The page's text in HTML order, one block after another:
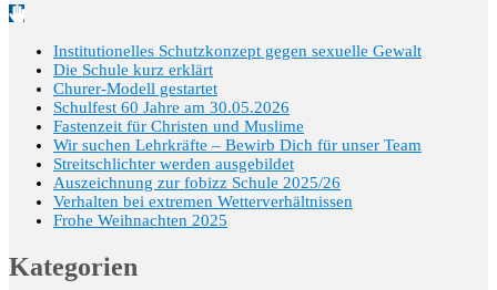
Institutionelles Schutzkonzept gegen sexuelle Gewalt
Die Schule kurz erklärt
Churer-Modell gestartet
Schulfest 60 Jahre am 30.05.2026
Fastenzeit für Christen und Muslime
Wir suchen Lehrkräfte – Bewirb Dich für unser Team
Streitschlichter werden ausgebildet
Auszeichnung zur fobizz Schule 2025/26
Verhalten bei extremen Wetterverhältnissen
Frohe Weihnachten 2025
Kategorien